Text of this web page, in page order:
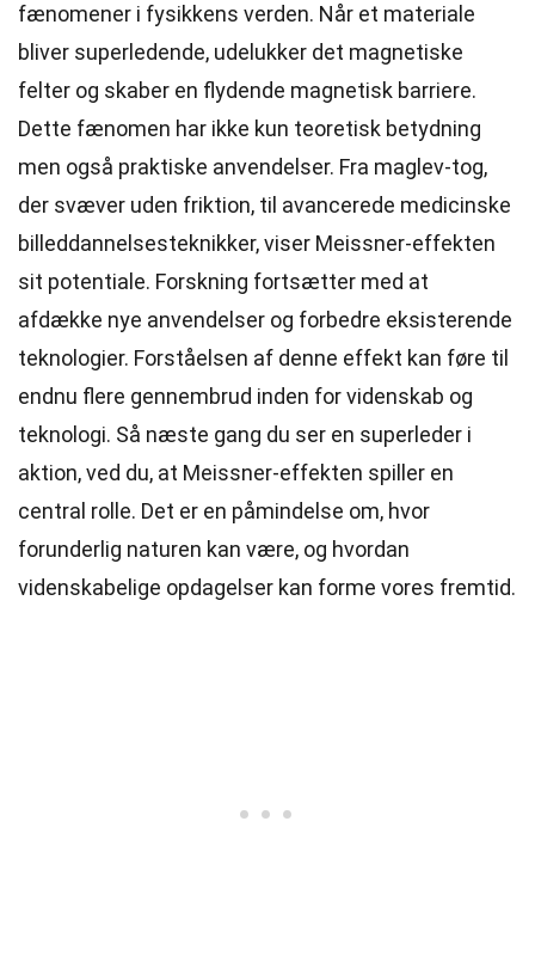
fænomener i fysikkens verden. Når et materiale
bliver superledende, udelukker det magnetiske
felter og skaber en flydende magnetisk barriere.
Dette fænomen har ikke kun teoretisk betydning
men også praktiske anvendelser. Fra maglev-tog,
der svæver uden friktion, til avancerede medicinske
billeddannelsesteknikker, viser Meissner-effekten
sit potentiale. Forskning fortsætter med at
afdække nye anvendelser og forbedre eksisterende
teknologier. Forståelsen af denne effekt kan føre til
endnu flere gennembrud inden for videnskab og
teknologi. Så næste gang du ser en superleder i
aktion, ved du, at Meissner-effekten spiller en
central rolle. Det er en påmindelse om, hvor
forunderlig naturen kan være, og hvordan
videnskabelige opdagelser kan forme vores fremtid.